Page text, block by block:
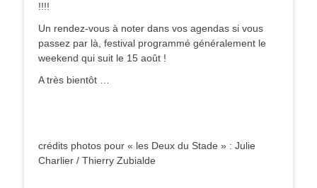
!!!!
Un rendez-vous à noter dans vos agendas si vous
passez par là, festival programmé généralement le
weekend qui suit le 15 août !
A très bientôt …
crédits photos pour « les Deux du Stade » : Julie
Charlier / Thierry Zubialde